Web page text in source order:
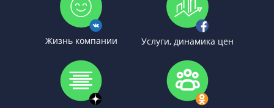
Жизнь компании Услуги, динамика цен